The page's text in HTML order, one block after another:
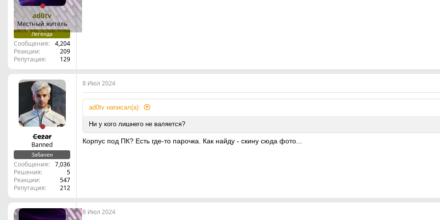
ad0tv
Местный житель
Легенда
Сообщения
4,204
Реакции
209
Репутация
129
Cezar
Banned
Забанен
Сообщения
7,036
Решения
5
Реакции
547
Репутация
212
8 Июл 2024
ad0tv написал(а):
Ни у кого лишнего не валяется?
Корпус под ПК? Есть где-то парочка. Как найду - скину сюда фото...
8 Июл 2024